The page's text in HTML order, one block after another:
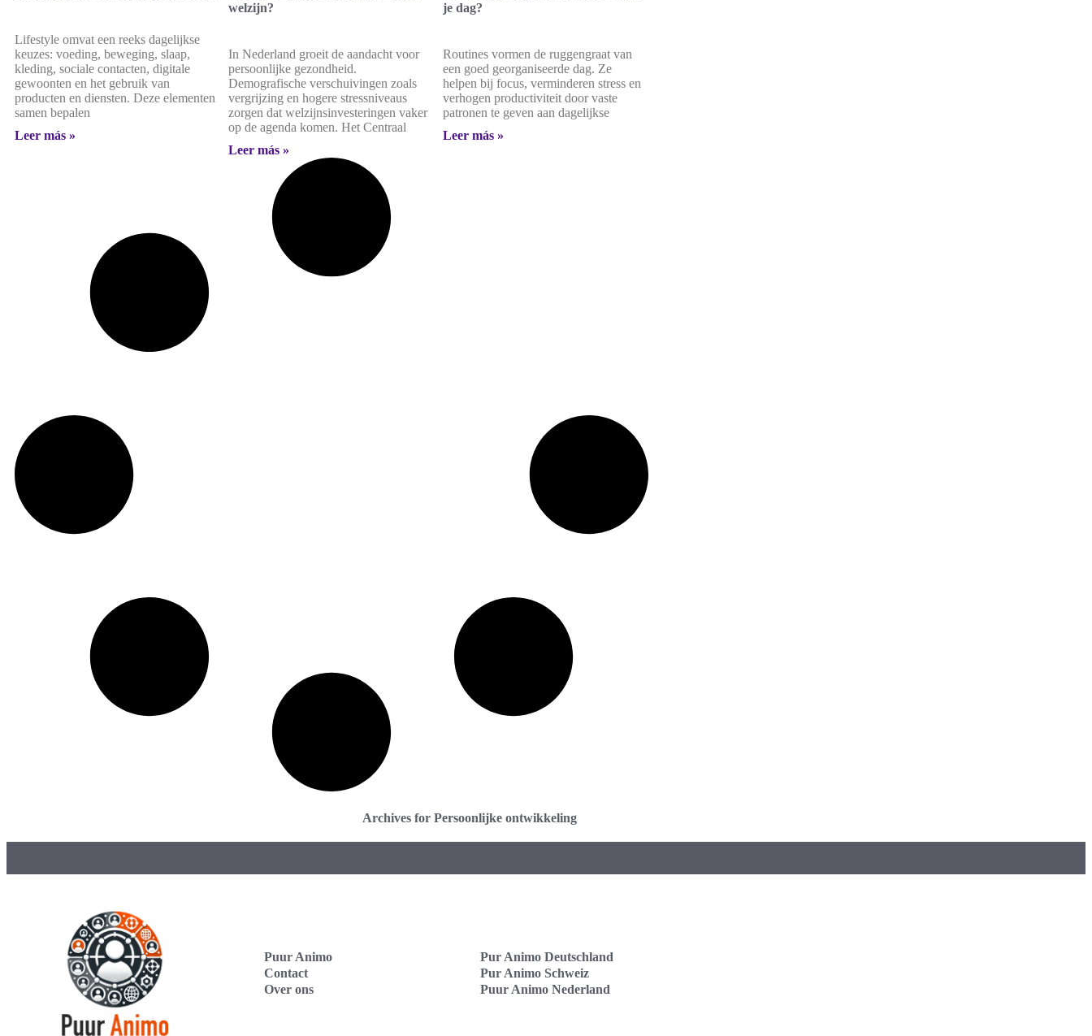
Lifestyle omvat een reeks dagelijkse
keuzes: voeding, beweging, slaap,
kleding, sociale contacten, digitale
gewoonten en het gebruik van
producten en diensten. Deze elementen
samen bepalen
Leer más »
welzijn?
In Nederland groeit de aandacht voor
persoonlijke gezondheid.
Demografische verschuivingen zoals
vergrijzing en hogere stressniveaus
zorgen dat welzijnsinvesteringen vaker
op de agenda komen. Het Centraal
Leer más »
je dag?
Routines vormen de ruggengraat van
een goed georganiseerde dag. Ze
helpen bij focus, verminderen stress en
verhogen productiviteit door vaste
patronen te geven aan dagelijkse
Leer más »
Archives for Persoonlijke ontwikkeling
Puur Animo
Contact
Over ons
Pur Animo Deutschland
Pur Animo Schweiz
Puur Animo Nederland